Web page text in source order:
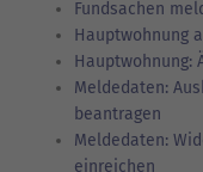
Fundsachen
Hauptwohnung
Hauptwohnung:
Meldedaten:
beantragen
Meldedaten:
einreichen